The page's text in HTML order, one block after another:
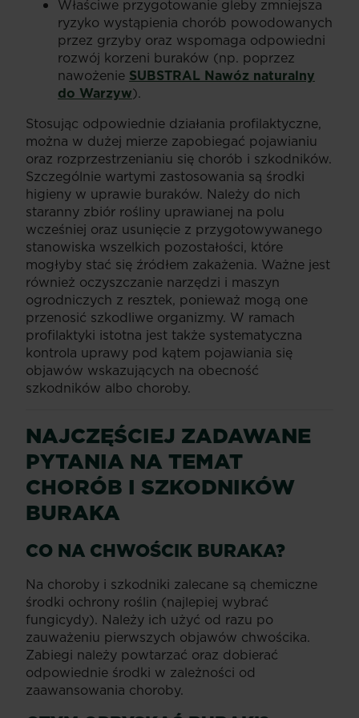
Właściwe przygotowanie gleby zmniejsza
ryzyko wystąpienia chorób powodowanych
przez grzyby oraz wspomaga odpowiedni
rozwój korzeni buraków (np. poprzez
nawożenie SUBSTRAL Nawóz naturalny
do Warzyw).
Stosując odpowiednie działania profilaktyczne,
można w dużej mierze zapobiegać pojawianiu
oraz rozprzestrzenianiu się chorób i szkodników.
Szczególnie wartymi zastosowania są środki
higieny w uprawie buraków. Należy do nich
staranny zbiór rośliny uprawianej na polu
wcześniej oraz usunięcie z przygotowywanego
stanowiska wszelkich pozostałości, które
mogłyby stać się źródłem zakażenia. Ważne jest
również oczyszczanie narzędzi i maszyn
ogrodniczych z resztek, ponieważ mogą one
przenosić szkodliwe organizmy. W ramach
profilaktyki istotna jest także systematyczna
kontrola uprawy pod kątem pojawiania się
objawów wskazujących na obecność
szkodników albo choroby.
NAJCZĘŚCIEJ ZADAWANE
PYTANIA NA TEMAT
CHORÓB I SZKODNIKÓW
BURAKA
CO NA CHWOŚCIK BURAKA?
Na choroby i szkodniki zalecane są chemiczne
środki ochrony roślin (najlepiej wybrać
fungicydy). Należy ich użyć od razu po
zauważeniu pierwszych objawów chwościka.
Zabiegi należy powtarzać oraz dobierać
odpowiednie środki w zależności od
zaawansowania choroby.